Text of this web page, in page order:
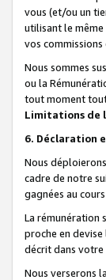
vous (et/ou un
utilisant le
vos
Nous sommes
ou la
tout moment
Limitations de
6. Déclaration
Nous
cadre de notre
gagnées au
La rémunération
proche en
décrit dans
Nous verserons